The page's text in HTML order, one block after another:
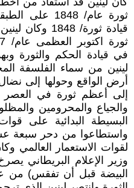
ثورة عام/
قيادة ثورة/
في قيادة الحكم والثورة
لينين من سماء الفلسفة
أرض الواقع وحولها إلى
إلى أعظم ثورة في العصر
والجياع والمحرومين
البسيطة البدائية على
واستطاعوا من دحر سبعة
لقوات الاستعمار العالمي
وزير الإعلام البريطاني
البيضة قبل أن تفقس) من